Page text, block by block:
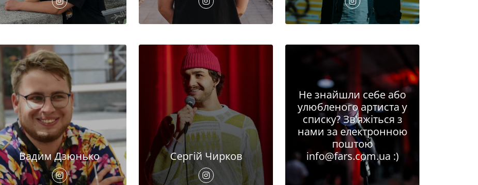
Вадим Дзюнько Сергій Чирков
Не знайшли себе або
улюбленого артиста у
списку? Зв'яжіться з
нами за електронною
поштою
info@fars.com.ua :)